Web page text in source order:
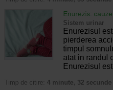
Enurezis:
Sistem urinar
Enurezisul
pierderea
timpul
atat in randul
Enurezisul
Timp de citire: 4 minute, 32 secunde